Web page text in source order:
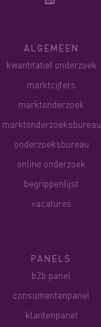
ALGEMEEN
kwantitatief onderzoek
marktcijfers
marktonderzoek
marktonderzoeksbureau
onderzoeksbureau
online onderzoek
begrippenlijst
vacatures
PANELS
b2b panel
consumentenpanel
klantenpanel